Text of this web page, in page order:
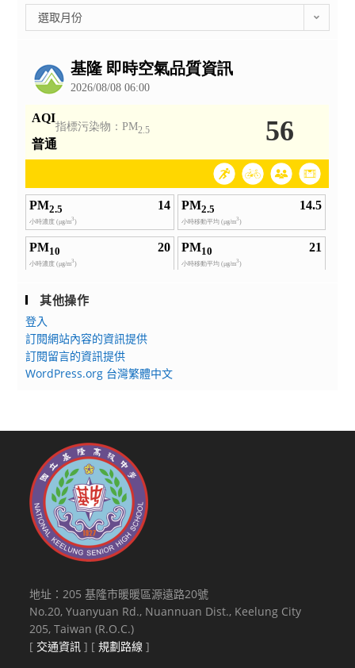
整
選取月份
其他操作
登入
訂閱網站內容的資訊提供
訂閱留言的資訊提供
WordPress.org 台灣繁體中文
地址：205 基隆市暖暖區源遠路20號
No.20, Yuanyuan Rd., Nuannuan Dist., Keelung City
205, Taiwan (R.O.C.)
[ 交通資訊 ] [規劃路線 ]